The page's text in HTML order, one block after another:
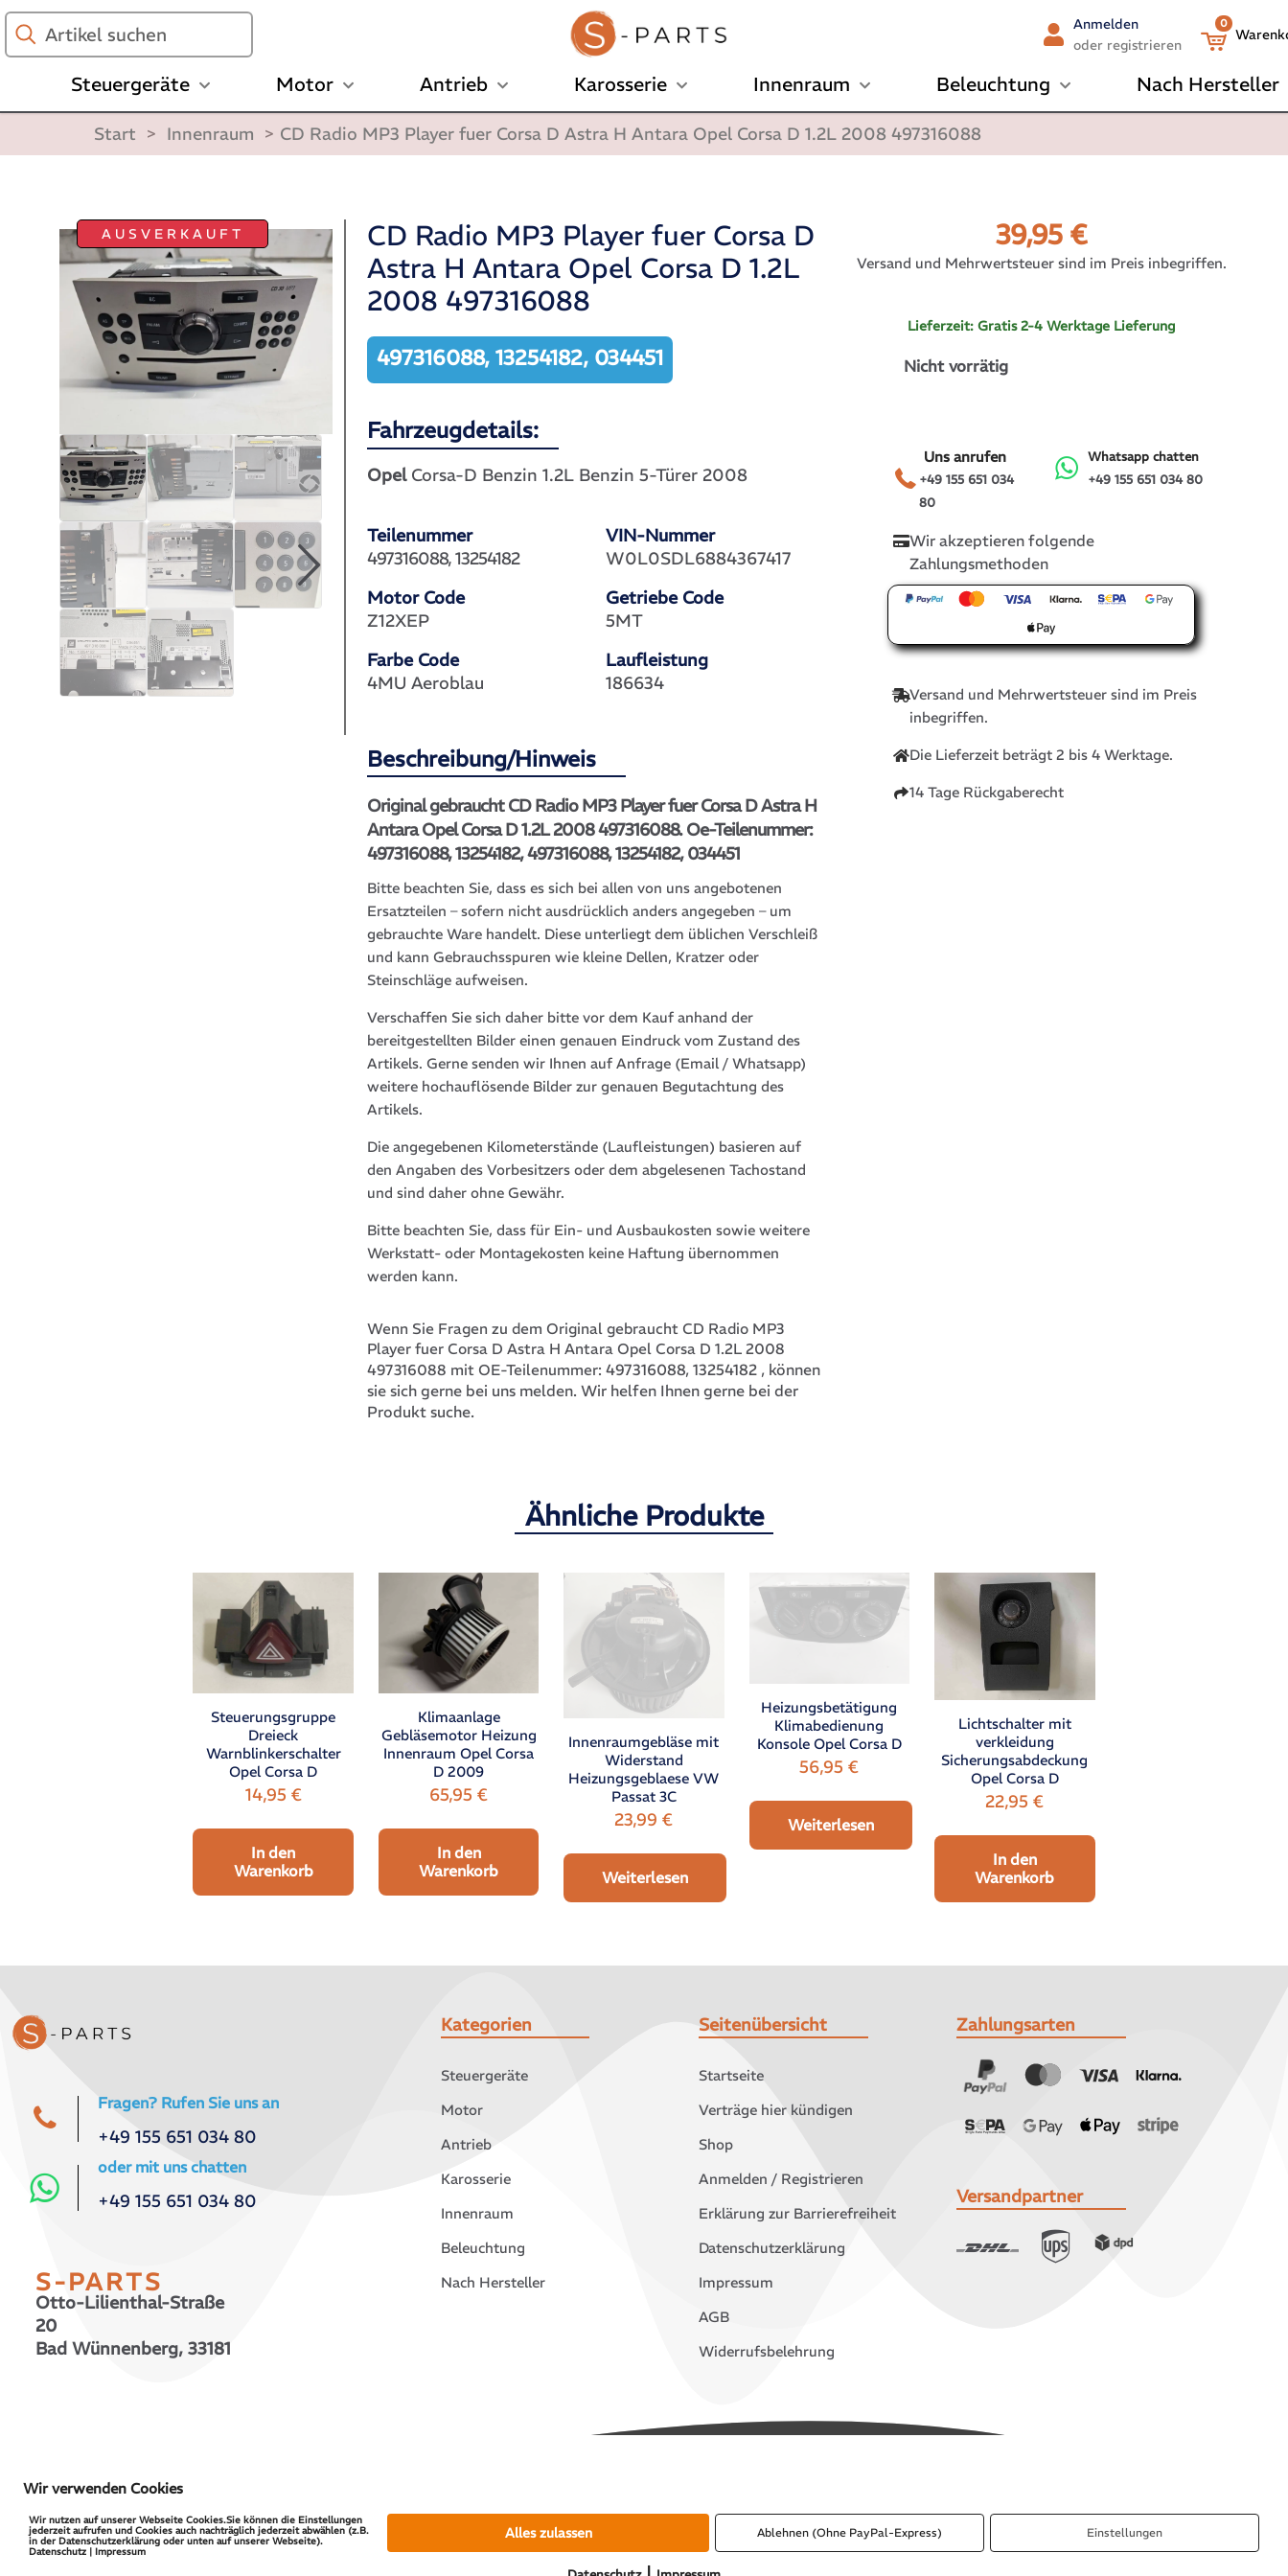
Artikel
suchen
Anmelden
oder registrieren
0
Steuergeräte Motor Antrieb Karosserie Innenraum Beleuchtung Nach Hersteller
Start > Innenraum > CD Radio MP3 Player fuer Corsa D Astra H Antara Opel Corsa D 1.2L 2008 497316088
AUSVERKAUFT
CD Radio MP3 Player fuer Corsa D
Astra H Antara Opel Corsa D 1.2L
2008 497316088
497316088, 13254182, 034451
Fahrzeugdetails:
OpelCorsa-D Benzin 1.2L Benzin 5-Türer 2008
Teilenummer
VIN-Nummer
497316088, 13254182
W0L0SDL6884367417
Motor Code
Getriebe Code
Z12XEP
5MT
Farbe Code
Laufleistung
4MU Aeroblau
186634
Beschreibung/Hinweis
Original gebraucht CD Radio MP3 Player fuer Corsa D Astra H
Antara Opel Corsa D 1.2L 2008 497316088. Oe-Teilenummer:
497316088, 13254182, 497316088, 13254182, 034451
Bitte beachten Sie, dass es sich bei allen von uns angebotenen
Ersatzteilen – sofern nicht ausdrücklich anders angegeben – um
gebrauchte Ware handelt. Diese unterliegt dem üblichen Verschleiß
und kann Gebrauchsspuren wie kleine Dellen, Kratzer oder
Steinschläge aufweisen.
Verschaffen Sie sich daher bitte vor dem Kauf anhand der
bereitgestellten Bilder einen genauen Eindruck vom Zustand des
Artikels. Gerne senden wir Ihnen auf Anfrage (Email / Whatsapp)
weitere hochauflösende Bilder zur genauen Begutachtung des
Artikels.
Die angegebenen Kilometerstände (Laufleistungen) basieren auf
den Angaben des Vorbesitzers oder dem abgelesenen Tachostand
und sind daher ohne Gewähr.
Bitte beachten Sie, dass für Ein- und Ausbaukosten sowie weitere
Werkstatt- oder Montagekosten keine Haftung übernommen
werden kann.
Wenn Sie Fragen zu dem Original gebraucht CD Radio MP3
Player fuer Corsa D Astra H Antara Opel Corsa D 1.2L 2008
497316088 mit OE-Teilenummer:497316088, 13254182 , können
sie sich gerne bei uns melden. Wir helfen Ihnen gerne bei der
Produkt suche.
39,95 €
Versand und Mehrwertsteuer sind im Preis inbegriffen.
Lieferzeit:Gratis 2-4 Werktage Lieferung
Nicht vorrätig
+49 155 651 034
80
Uns anrufen
+49 155 651 034 80
Whatsapp chatten
Wir akzeptieren folgende
Zahlungsmethoden
Versand und Mehrwertsteuer sind im Preis
inbegriffen.
Die Lieferzeit beträgt 2 bis 4 Werktage.
14 Tage Rückgaberecht
Ähnliche Produkte
Steuerungsgruppe
Dreieck
Warnblinkerschalter
Opel Corsa D
14,95 €
In den
Warenkorb
Klimaanlage
Gebläsemotor Heizung
Innenraum Opel Corsa
D 2009
65,95 €
In den
Warenkorb
Innenraumgebläse mit
Widerstand
Heizungsgeblaese VW
Passat 3C
23,99€
Weiterlesen
Heizungsbetätigung
Klimabedienung
Konsole Opel Corsa D
56,95€
Weiterlesen
Lichtschalter mit
verkleidung
Sicherungsabdeckung
Opel Corsa D
22,95€
In den
Warenkorb
Fragen? Rufen Sie uns an
+49 155 651 034 80
oder mit uns chatten
+49 155 651 034 80
S-PARTS
Otto-Lilienthal-Straße
20
Bad Wünnenberg, 33181
Kategorien
Steuergeräte
Motor
Antrieb
Karosserie
Innenraum
Beleuchtung
Nach Hersteller
Seitenübersicht
Startseite
Verträge hier kündigen
Shop
Anmelden / Registrieren
Erklärung zur Barrierefreiheit
Datenschutzerklärung
Impressum
AGB
Widerrufsbelehrung
Zahlungsarten
Versandpartner
Wir verwenden Cookies
Wir nutzen auf unserer Webseite Cookies.Sie können die Einstellungen
jederzeit aufrufen und Cookies auch nachträglich jederzeit abwählen (z.B.
in der Datenschutzerklärung oder unten auf unserer Webseite).
Datenschutz | Impressum
Alles zulassen Ablehnen (Ohne PayPal-Express) Einstellungen